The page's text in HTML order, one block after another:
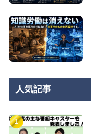
人気記事